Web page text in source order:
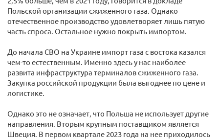
Польской организации сжиженного газа. Однако
отечественное производство удовлетворяет лишь пятую
часть спроса. Остальное нужно покрыть импортом.
До начала СВО на Украине импорт газа с востока казался
чем-то естественным. Именно здесь у нас наиболее
развита инфраструктура терминалов сжиженного газа.
Закупка российской продукции была выгоднее по цене и
логистике.
Однако это не означает, что Польша не использует другие
направления. Вторым крупным поставщиком является
Швеция. В первом квартале 2023 года на нее приходилось